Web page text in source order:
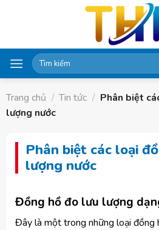
Tìm
kiếm:
Trang chủ / Tin tức / Phân biệt
lượng nước
Phân biệt các loại
lượng nước
Đồng hồ đo lưu lượng
Đây là một trong những loại đồng